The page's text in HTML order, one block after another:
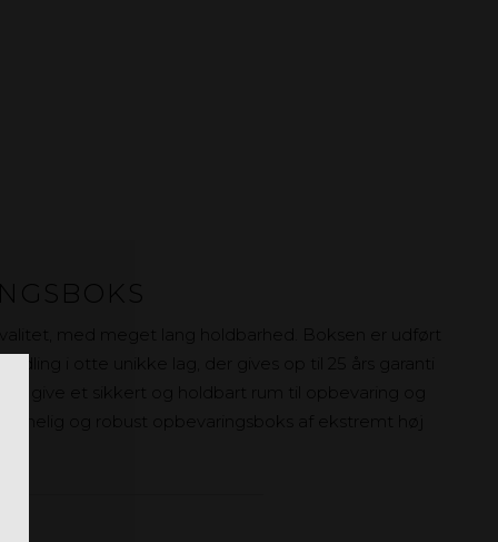
med meget lang holdbarhed. Boksen er udført
i otte unikke lag, der gives op til 25 års garanti
give et sikkert og holdbart rum til opbevaring og
og robust opbevaringsboks af ekstremt høj